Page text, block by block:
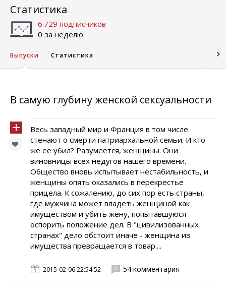
Статистика
6.729 подписчиков
0 за неделю
Выпуски Статистика
В самую глубину женской сексуальности
Весь западный мир и Франция в том числе
стенают о смерти патриархальной семьи. И кто
же ее убил? Разумеется, женщины. Они
виновницы всех недугов нашего времени.
Общество вновь испытывает нестабильность, и
женщины опять оказались в перекрестье
прицела. К сожалению, до сих пор есть страны,
где мужчина может владеть женщиной как
имуществом и убить жену, попытавшуюся
оспорить положение дел. В "цивилизованных
странах" дело обстоит иначе - женщина из
имущества превращается в товар....
2015-02-06 22:54:52 54 комментария